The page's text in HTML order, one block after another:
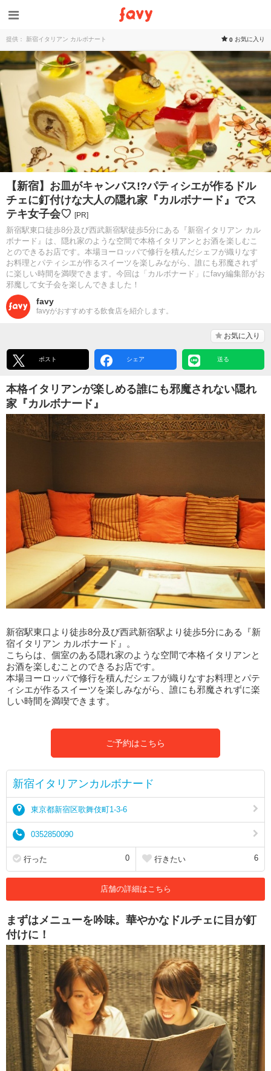
提供： 新宿イタリアン カルボナート 0 お気に入り
【新宿】お皿がキャンバス!?パティシエが作るドル
チェに釘付けな大人の隠れ家『カルボナード』でス
テキ女子会♡ [PR]
新宿駅東口徒歩8分及び西武新宿駅徒歩5分にある『新宿イタリアン カル
ボナード』は、隠れ家のような空間で本格イタリアンとお酒を楽しむこ
とのできるお店です。本場ヨーロッパで修行を積んだシェフが織りなす
お料理とパティシエが作るスイーツを楽しみながら、誰にも邪魔されず
に楽しい時間を満喫できます。今回は「カルボナード」にfavy編集部がお
邪魔して女子会を楽しんできました！
favy
favyがおすすめする飲食店を紹介します。
お気に入り
ポスト シェア 送る
本格イタリアンが楽しめる誰にも邪魔されない隠れ
家『カルボナード』
新宿駅東口より徒歩8分及び西武新宿駅より徒歩5分にある『新
宿イタリアン カルボナード』。
こちらは、個室のある隠れ家のような空間で本格イタリアンと
お酒を楽しむことのできるお店です。
本場ヨーロッパで修行を積んだシェフが織りなすお料理とパテ
ィシエが作るスイーツを楽しみながら、誰にも邪魔されずに楽
しい時間を満喫できます。
ご予約はこちら
新宿イタリアンカルボナード
東京都新宿区歌舞伎町1-3-6
0352850090
行った 0 行きたい 6
店舗の詳細はこちら
まずはメニューを吟味。華やかなドルチェに目が釘
付けに！